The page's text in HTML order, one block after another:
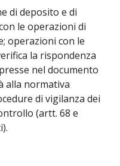
di deposito e di
leoperazioni di
operazioni con le
la rispondenza
nel documento
alla normativa
di vigilanza dei
(artt. 68 e